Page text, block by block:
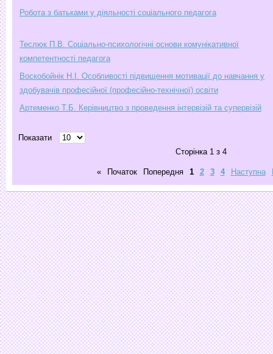
Робота з батьками у діяльності соціального педагога
Теслюк П.В. Соціально-психологічні основи комунікативної
компетентності педагога
Воскобойнік Н.І. Особливості підвищення мотивації до навчання у
здобувачів професійної (професійно-технічної) освіти
Артеменко Т.Б. Керівництво з проведення інтервізій та супервізій
Показати
Сторінка 1 з 4
« Початок Попередня 1 2 3 4 Наступна